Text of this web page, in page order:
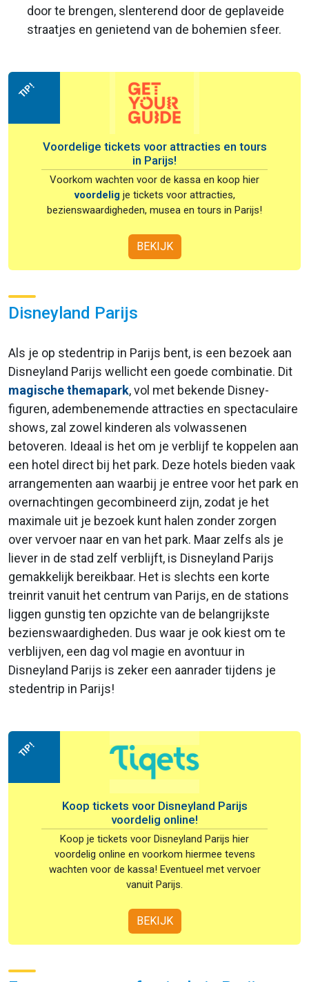
door te brengen, slenterend door de geplaveide
straatjes en genietend van de bohemien sfeer.
Voordelige tickets voor attracties en tours
in Parijs!
Voorkom wachten voor de kassa en koop hier
voordeligje tickets voor attracties,
bezienswaardigheden, musea en tours in Parijs!
BEKIJK
TIP!
Disneyland Parijs
Als je op stedentrip in Parijs bent, is een bezoek aan
Disneyland Parijs wellicht een goede combinatie. Dit
magische themapark, vol met bekende Disney-
figuren, adembenemende attracties en spectaculaire
shows, zal zowel kinderen als volwassenen
betoveren. Ideaal is het om je verblijf te koppelen aan
een hotel direct bij het park. Deze hotels bieden vaak
arrangementen aan waarbij je entree voor het park en
overnachtingen gecombineerd zijn, zodat je het
maximale uit je bezoek kunt halen zonder zorgen
over vervoer naar en van het park. Maar zelfs als je
liever in de stad zelf verblijft, is Disneyland Parijs
gemakkelijk bereikbaar. Het is slechts een korte
treinrit vanuit het centrum van Parijs, en de stations
liggen gunstig ten opzichte van de belangrijkste
bezienswaardigheden. Dus waar je ook kiest om te
verblijven, een dag vol magie en avontuur in
Disneyland Parijs is zeker een aanrader tijdens je
stedentrip in Parijs!
Koop tickets voor Disneyland Parijs
voordelig online!
Koop je tickets voor Disneyland Parijs hier
voordelig online en voorkom hiermee tevens
wachten voor de kassa! Eventueel met vervoer
vanuit Parijs.
BEKIJK
TIP!